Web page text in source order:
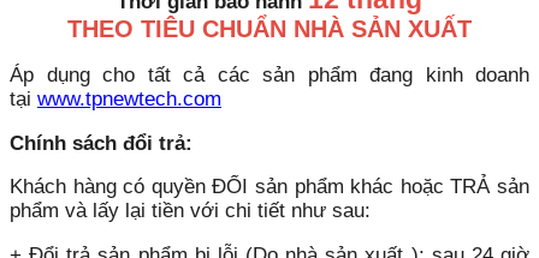
THEO TIÊU CHUẨN NHÀ SẢN XUẤT
Áp dụng cho tất cả các sản phẩm đang kinh doanh
tại www.tpnewtech.com
Chính sách đổi trả:
Khách hàng có quyền ĐỔI sản phẩm khác hoặc TRẢ sản
phẩm và lấy lại tiền với chi tiết như sau: